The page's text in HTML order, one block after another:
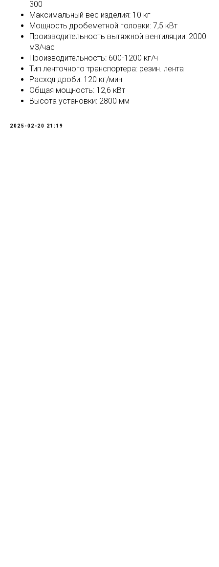
300
Максимальный вес изделия: 10 кг
Мощность дробеметной головки: 7,5 кВт
Производительность вытяжной вентиляции: 2000
м3/час
Производительность: 600-1200 кг/ч
Тип ленточного транспортера: резин. лента
Расход дроби: 120 кг/мин
Общая мощность: 12,6 кВт
Высота установки: 2800 мм
2025-02-20 21:19